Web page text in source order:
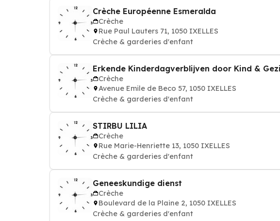
Crèche Européenne Esmeralda
Crèche
Rue Paul Lauters 71, 1050 IXELLES
Crèche & garderies d'enfant
Erkende Kinderdagverblijven door Kind &
Crèche
Avenue Emile de Beco 57, 1050 IXELLES
Crèche & garderies d'enfant
STIRBU LILIA
Crèche
Rue Marie-Henriette 13, 1050 IXELLES
Crèche & garderies d'enfant
Geneeskundige dienst
Crèche
Boulevard de la Plaine 2, 1050 IXELLES
Crèche & garderies d'enfant